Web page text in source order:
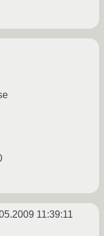
11:39:11